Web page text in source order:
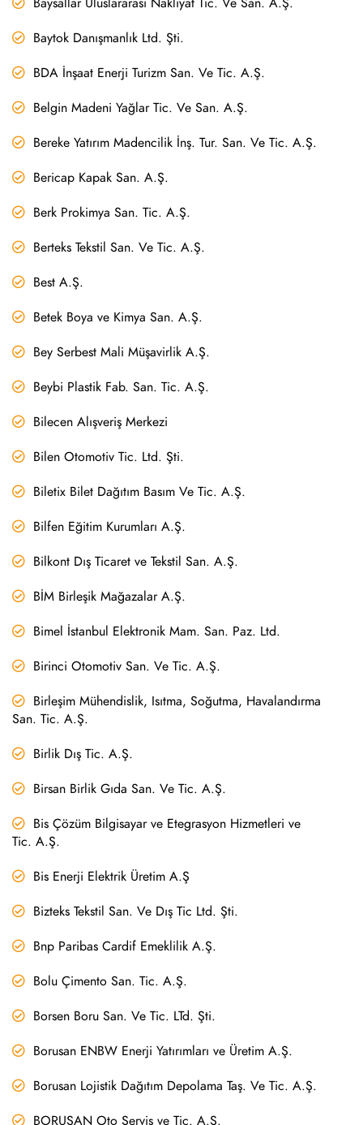
Baytok Danışmanlık Ltd. Şti.
BDA İnşaat Enerji Turizm San. Ve Tic. A.Ş.
Belgin Madeni Yağlar Tic. Ve San. A.Ş.
Bereke Yatırım Madencilik İnş. Tur. San. Ve Tic. A.Ş.
Bericap Kapak San. A.Ş.
Berk Prokimya San. Tic. A.Ş.
Berteks Tekstil San. Ve Tic. A.Ş.
Best A.Ş.
Betek Boya ve Kimya San. A.Ş.
Bey Serbest Mali Müşavirlik A.Ş.
Beybi Plastik Fab. San. Tic. A.Ş.
Bilecen Alışveriş Merkezi
Bilen Otomotiv Tic. Ltd. Şti.
Biletix Bilet Dağıtım Basım Ve Tic. A.Ş.
Bilfen Eğitim Kurumları A.Ş.
Bilkont Dış Ticaret ve Tekstil San. A.Ş.
BİM Birleşik Mağazalar A.Ş.
Bimel İstanbul Elektronik Mam. San. Paz. Ltd.
Birinci Otomotiv San. Ve Tic. A.Ş.
Birleşim Mühendislik, Isıtma, Soğutma, Havalandırma
San. Tic. A.Ş.
Birlik Dış Tic. A.Ş.
Birsan Birlik Gıda San. Ve Tic. A.Ş.
Bis Çözüm Bilgisayar ve Etegrasyon Hizmetleri ve
Tic. A.Ş.
Bis Enerji Elektrik Üretim A.Ş
Bizteks Tekstil San. Ve Dış Tic Ltd. Şti.
Bnp Paribas Cardif Emeklilik A.Ş.
Bolu Çimento San. Tic. A.Ş.
Borsen Boru San. Ve Tic. LTd. Şti.
Borusan ENBW Enerji Yatırımları ve Üretim A.Ş.
Borusan Lojistik Dağıtım Depolama Taş. Ve Tic. A.Ş.
BORUSAN Oto Servis ve Tic. A.Ş.